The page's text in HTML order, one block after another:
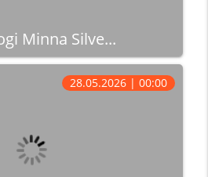
Minna Silve...
28.05.2026 | 00:00